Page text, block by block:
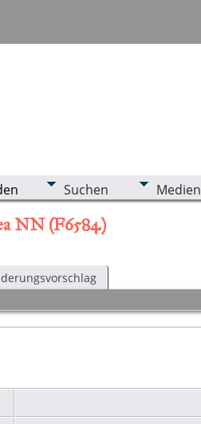
Suchen Medien
NN (F6584)